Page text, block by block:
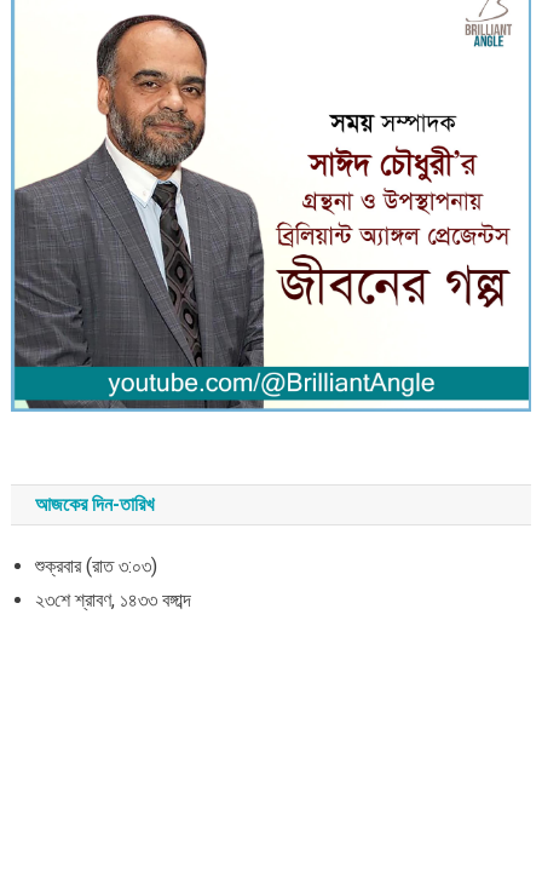
আজকের দিন-তারিখ
শুক্রবার (রাত ৩:০৩)
২৩শে শ্রাবণ, ১৪৩৩ বঙ্গাব্দ